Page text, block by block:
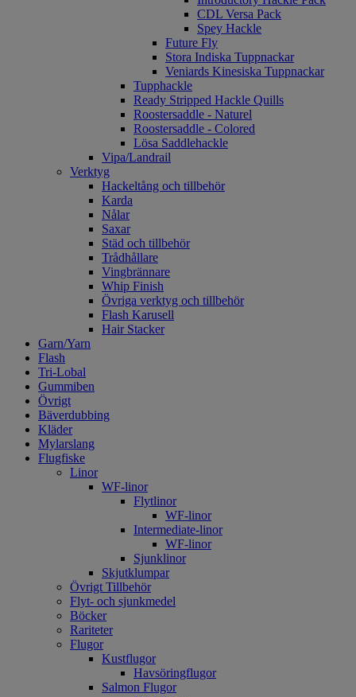
CDL Versa Pack
Spey Hackle
Future Fly
Stora Indiska Tuppnackar
Veniards Kinesiska Tuppnackar
Tupphackle
Ready Stripped Hackle Quills
Roostersaddle - Naturel
Roostersaddle - Colored
Lösa Saddlehackle
Vipa/Landrail
Verktyg
Hackeltång och tillbehör
Karda
Nålar
Saxar
Städ och tillbehör
Trådhållare
Vingbrännare
Whip Finish
Övriga verktyg och tillbehör
Flash Karusell
Hair Stacker
Garn/Yarn
Flash
Tri-Lobal
Gummiben
Övrigt
Bäverdubbing
Kläder
Mylarslang
Flugfiske
Linor
WF-linor
Flytlinor
WF-linor
Intermediate-linor
WF-linor
Sjunklinor
Skjutklumpar
Övrigt Tillbehör
Flyt- och sjunkmedel
Böcker
Rariteter
Flugor
Kustflugor
Havsöringflugor
Salmon Flugor